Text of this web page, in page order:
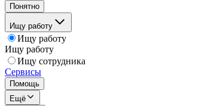
Понятно
Ищу работу
Ищу работу
Ищу работу
Ищу сотрудника
Сервисы
Помощь
Ещё